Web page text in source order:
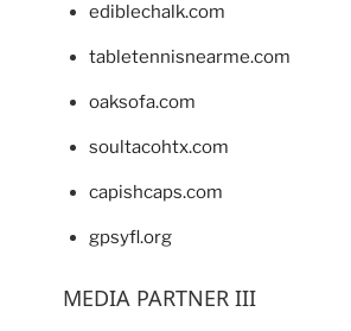
ediblechalk.com
tabletennisnearme.com
oaksofa.com
soultacohtx.com
capishcaps.com
gpsyfl.org
MEDIA PARTNER III